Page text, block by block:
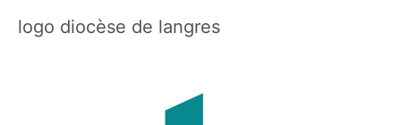
logo diocèse de langres